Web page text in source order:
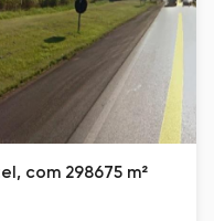
com 298675 m²